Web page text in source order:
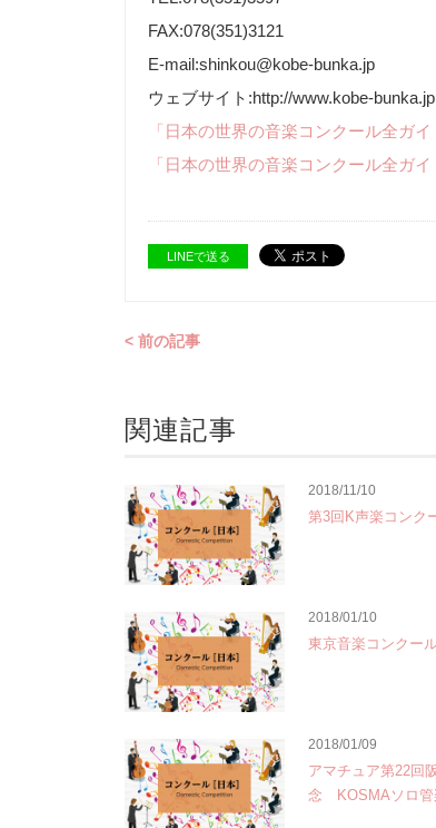
FAX:078(351)3121
E-mail:shinkou@kobe-bunka.jp
ウェブサイト:http://www.kobe-bunka.jp
「日本の世界の音楽コンクール全ガ
「日本の世界の音楽コンクール全ガ
LINEで送る
< 前の記事
関連記事
2018/11/10
第3回K声楽コンク
2018/01/10
東京音楽コンクー
2018/01/09
アマチュア第22回
念 KOSMAソロ管